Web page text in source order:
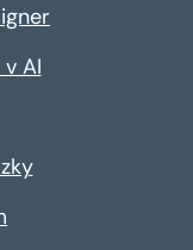
AI